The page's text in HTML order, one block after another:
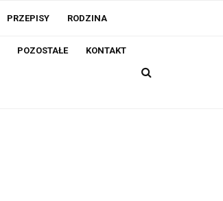
PRZEPISY RODZINA
POZOSTAŁE KONTAKT